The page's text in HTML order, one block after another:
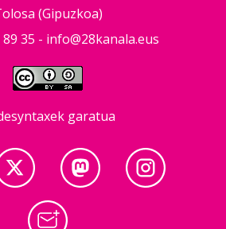
(Gipuzkoa)
35 - info@28kanala.eus
garatua